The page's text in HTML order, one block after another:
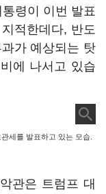
령이 이번 발표
적한데다, 반도
가 예상되는 탓
에 나서고 있습
세를 발표하고 있는 모습.
관은 트럼프 대